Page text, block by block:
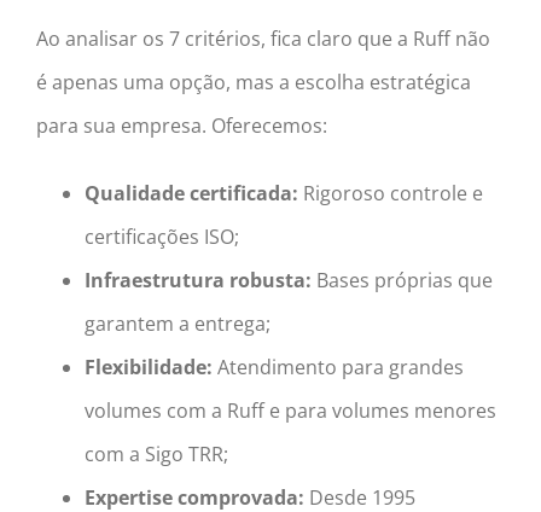
Ao analisar os 7 critérios, fica claro que a Ruff não
é apenas uma opção, mas a escolha estratégica
para sua empresa. Oferecemos:
Qualidade certificada: Rigoroso controle e
certificações ISO;
Infraestrutura robusta: Bases próprias que
garantem a entrega;
Flexibilidade: Atendimento para grandes
volumes com a Ruff e para volumes menores
com a Sigo TRR;
Expertise comprovada: Desde 1995